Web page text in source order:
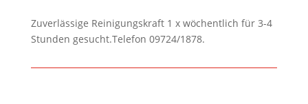
Zuverlässige Reinigungskraft 1 x wöchentlich für 3-4
Stunden gesucht.Telefon 09724/1878.